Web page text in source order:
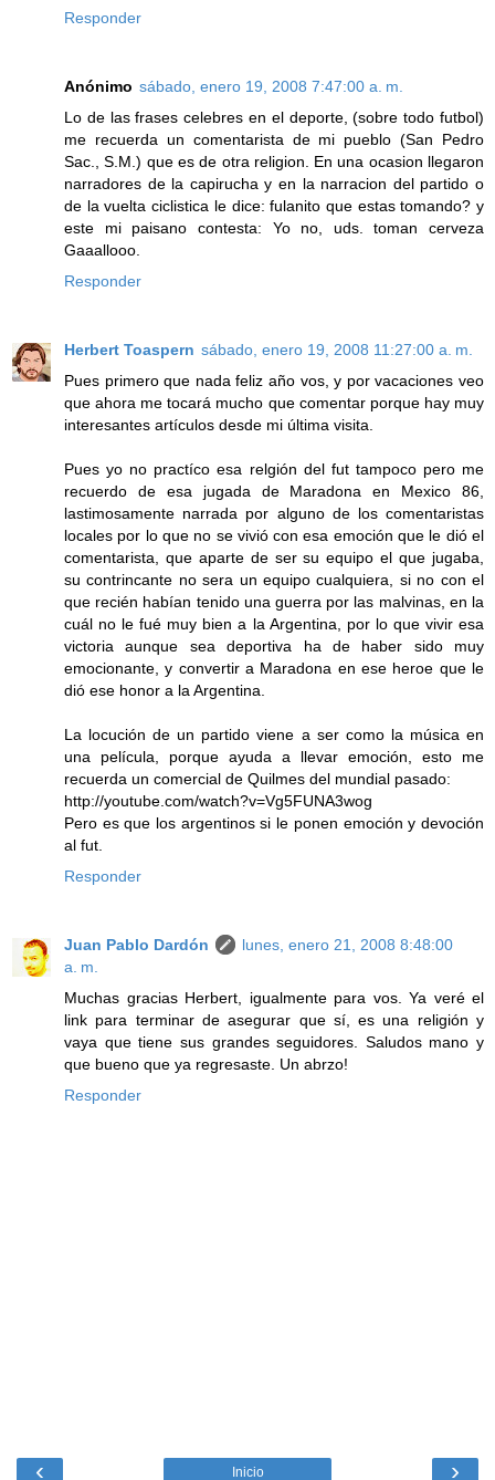
Responder
Anónimo sábado, enero 19, 2008 7:47:00 a. m.
Lo de las frases celebres en el deporte, (sobre todo futbol)
me recuerda un comentarista de mi pueblo (San Pedro
Sac., S.M.) que es de otra religion. En una ocasion llegaron
narradores de la capirucha y en la narracion del partido o
de la vuelta ciclistica le dice: fulanito que estas tomando? y
este mi paisano contesta: Yo no, uds. toman cerveza
Gaaallooo.
Responder
Herbert Toaspern sábado, enero 19, 2008 11:27:00 a. m.
Pues primero que nada feliz año vos, y por vacaciones veo
que ahora me tocará mucho que comentar porque hay muy
interesantes artículos desde mi última visita.
Pues yo no practíco esa relgión del fut tampoco pero me
recuerdo de esa jugada de Maradona en Mexico 86,
lastimosamente narrada por alguno de los comentaristas
locales por lo que no se vivió con esa emoción que le dió el
comentarista, que aparte de ser su equipo el que jugaba,
su contrincante no sera un equipo cualquiera, si no con el
que recién habían tenido una guerra por las malvinas, en la
cuál no le fué muy bien a la Argentina, por lo que vivir esa
victoria aunque sea deportiva ha de haber sido muy
emocionante, y convertir a Maradona en ese heroe que le
dió ese honor a la Argentina.
La locución de un partido viene a ser como la música en
una película, porque ayuda a llevar emoción, esto me
recuerda un comercial de Quilmes del mundial pasado:
http://youtube.com/watch?v=Vg5FUNA3wog
Pero es que los argentinos si le ponen emoción y devoción
al fut.
Responder
Juan Pablo Dardón
lunes, enero 21, 2008 8:48:00
a. m.
Muchas gracias Herbert, igualmente para vos. Ya veré el
link para terminar de asegurar que sí, es una religión y
vaya que tiene sus grandes seguidores. Saludos mano y
que bueno que ya regresaste. Un abrzo!
Responder
‹ ›
Inicio